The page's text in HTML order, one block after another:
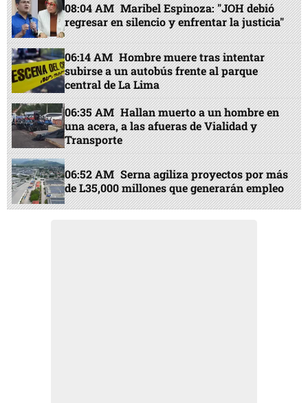
08:04 AM Maribel Espinoza: "JOH debió
regresar en silencio y enfrentar la justicia"
06:14 AM Hombre muere tras intentar
subirse a un autobús frente al parque
central de La Lima
06:35 AM Hallan muerto a un hombre en
una acera, a las afueras de Vialidad y
Transporte
06:52 AM Serna agiliza proyectos por más
de L35,000 millones que generarán empleo